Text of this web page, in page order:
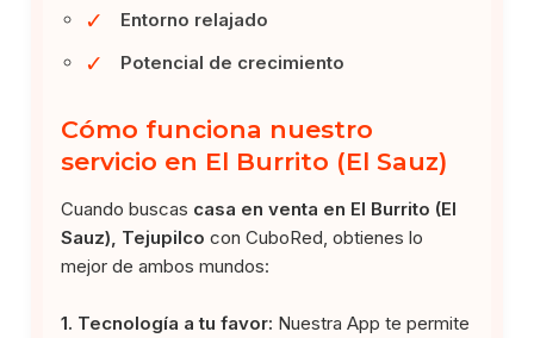
✓ Entorno relajado
✓ Potencial de crecimiento
Cómo funciona nuestro
servicio en El Burrito (El Sauz)
Cuando buscas casa en venta en El Burrito (El
Sauz), Tejupilco con CuboRed, obtienes lo
mejor de ambos mundos:
1. Tecnología a tu favor: Nuestra App te permite